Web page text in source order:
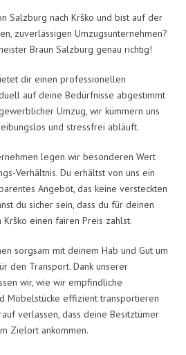
Salzburg nach Krško und bist auf der
zuverlässigen Umzugsunternehmen?
Braun Salzburg genau richtig!
dir einen professionellen
auf deine Bedürfnisse abgestimmt
Umzug, wir kümmern uns
und stressfrei abläuft.
legen wir besonderen Wert
Verhältnis. Du erhältst von uns ein
Angebot, das keine versteckten
du sicher sein, dass du für deinen
einen fairen Preis zahlst.
sorgsam mit deinem Hab und Gut um
den Transport. Dank unserer
wir, wie wir empfindliche
Möbelstücke effizient transportieren
verlassen, dass deine Besitztümer
Zielort ankommen.